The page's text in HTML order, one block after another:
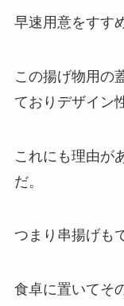
早速用意をすす
この揚げ物用の
ておりデザイン
これにも理由が
だ。
つまり串揚げも
食卓に置いてそ